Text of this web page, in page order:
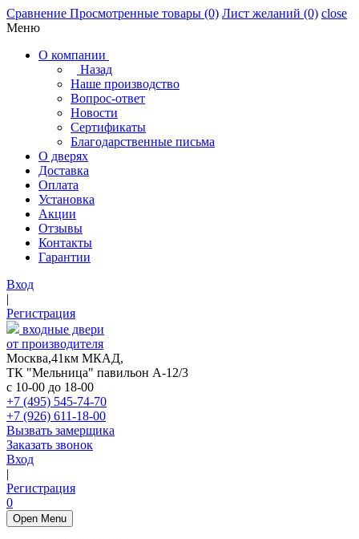
Сравнение Просмотренные товары (0) Лист желаний (0) close
Меню
О компании
Назад
Наше производство
Вопрос-ответ
Новости
Сертификаты
Благодарственные письма
О дверях
Доставка
Оплата
Установка
Акции
Отзывы
Контакты
Гарантии
Вход
|
Регистрация
входные двери
от производителя
Москва,41км МКАД,
ТК "Мельница" павильон А-12/3
с 10-00 до 18-00
+7 (495) 545-74-70
+7 (926) 611-18-00
Вызвать замерщика
Заказать звонок
Вход
|
Регистрация
0
Open Menu